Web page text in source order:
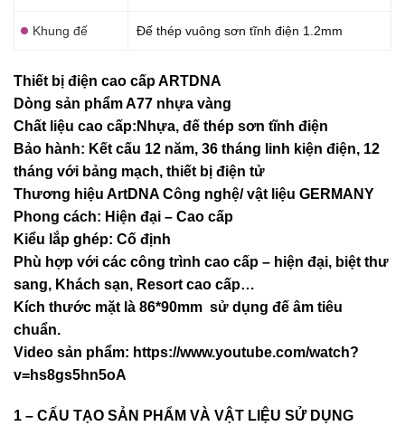
Khung đế Đế thép vuông sơn tĩnh điện 1.2mm
Thiết bị điện cao cấp ARTDNA
Dòng sản phẩm A77 nhựa vàng
Chất liệu cao cấp:Nhựa, đế thép sơn tĩnh điện
Bảo hành: Kết cấu 12 năm, 36 tháng linh kiện điện, 12
tháng với bảng mạch, thiết bị điện tử
Thương hiệu ArtDNA Công nghệ/ vật liệu GERMANY
Phong cách: Hiện đại – Cao cấp
Kiểu lắp ghép: Cố định
Phù hợp với các công trình cao cấp – hiện đại, biệt thư
sang, Khách sạn, Resort cao cấp…
Kích thước mặt là 86*90mm sử dụng đế âm tiêu
chuẩn.
Video sản phẩm: https://www.youtube.com/watch?
v=hs8gs5hn5oA
1 – CẤU TẠO SẢN PHẨM VÀ VẬT LIỆU SỬ DỤNG